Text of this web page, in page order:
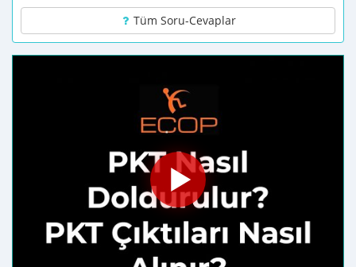
Tüm Soru-Cevaplar